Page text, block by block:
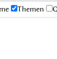
Themen